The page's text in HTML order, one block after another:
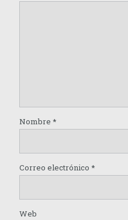
Nombre *
Correo electrónico *
Web